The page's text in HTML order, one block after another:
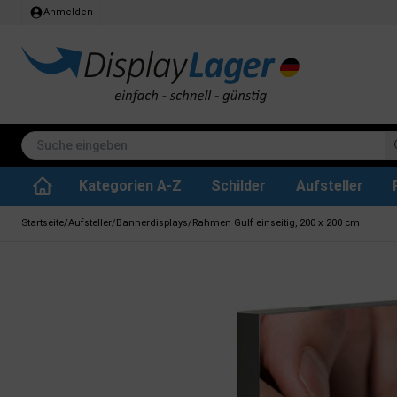
Anmelden
Kategorien A-Z Schilder Aufsteller
Startseite/Aufsteller/Bannerdisplays/Rahmen Gulf einseitig, 200 x 200 cm